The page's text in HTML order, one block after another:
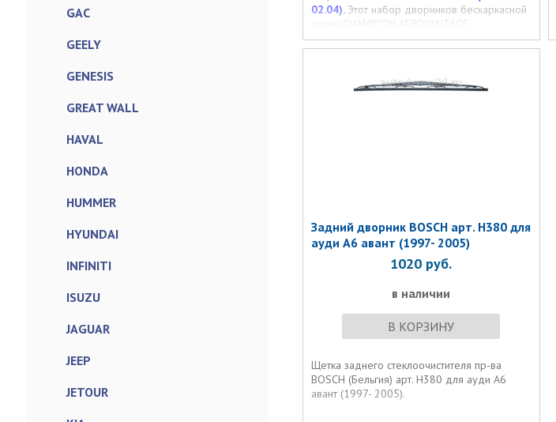
GAC
GEELY
GENESIS
GREAT WALL
HAVAL
HONDA
HUMMER
HYUNDAI
INFINITI
ISUZU
JAGUAR
JEEP
JETOUR
02.04).Этот набор дворников бескаркасной
серии CHAMPION AEROVANTAGE
cоответствует креплениями и размерами
щеток стеклоочистителям ветрового стекла
Задний дворник BOSCH арт. H380 для
ауди А6 авант (1997- 2005)
1020 руб.
в наличии
В КОРЗИНУ
Щетка заднего стеклоочистителя пр-ва
BOSCH (Бельгия) арт. H380 для ауди А6
авант (1997- 2005).